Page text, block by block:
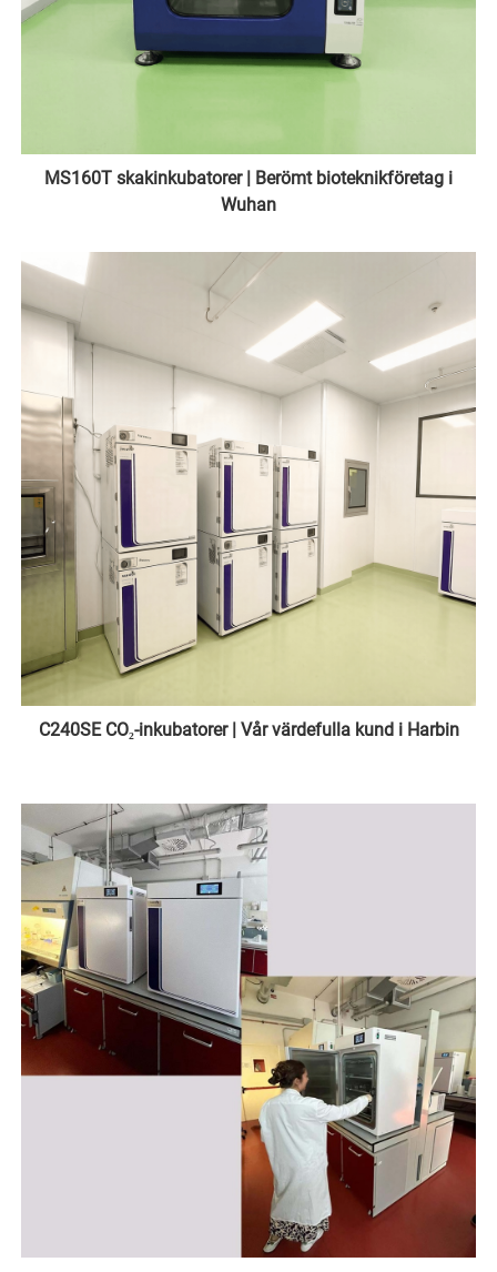
MS160T skakinkubatorer | Berömt bioteknikföretag i
Wuhan
C240SE CO₂-inkubatorer | Vår värdefulla kund i Harbin